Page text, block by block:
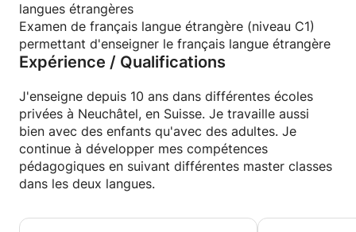
l'apprentissage se déroule sans ennuyeuse.
Contactez-moi, je serai ravie de commencer et
d'atteindre votre objectif ensemble.
langues étrangères
Examen de français langue étrangère (niveau C1)
permettant d'enseigner le français langue étrangère
Expérience / Qualifications
J'enseigne depuis 10 ans dans différentes écoles
privées à Neuchâtel, en Suisse. Je travaille aussi
bien avec des enfants qu'avec des adultes. Je
continue à développer mes compétences
pédagogiques en suivant différentes master classes
dans les deux langues.